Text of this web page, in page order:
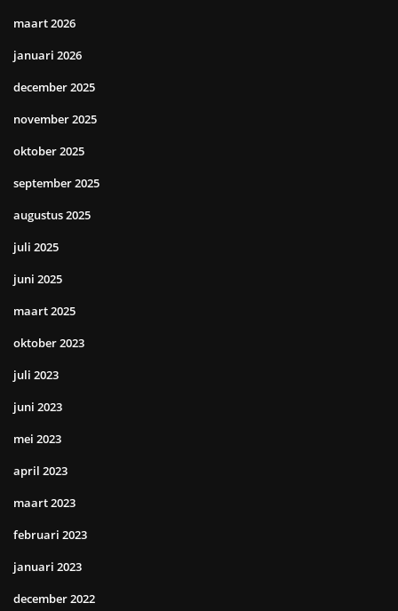
maart 2026
januari 2026
december 2025
november 2025
oktober 2025
september 2025
augustus 2025
juli 2025
juni 2025
maart 2025
oktober 2023
juli 2023
juni 2023
mei 2023
april 2023
maart 2023
februari 2023
januari 2023
december 2022